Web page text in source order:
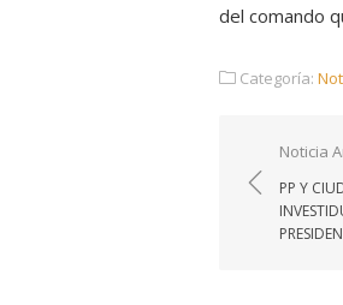
del comando
Categoría:
de
Noticia
PP Y